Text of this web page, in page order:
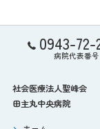
0943-72-
病院代表番号
社会医療法人聖峰会
田主丸中央病院